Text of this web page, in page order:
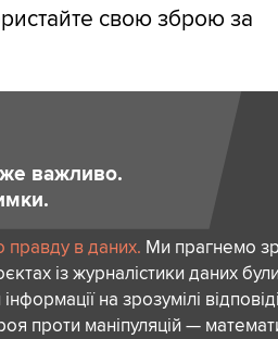
свою зброю за
важливо.
правду в даних. Ми прагнемо
із журналістики даних
на зрозумілі
проти маніпуляцій —